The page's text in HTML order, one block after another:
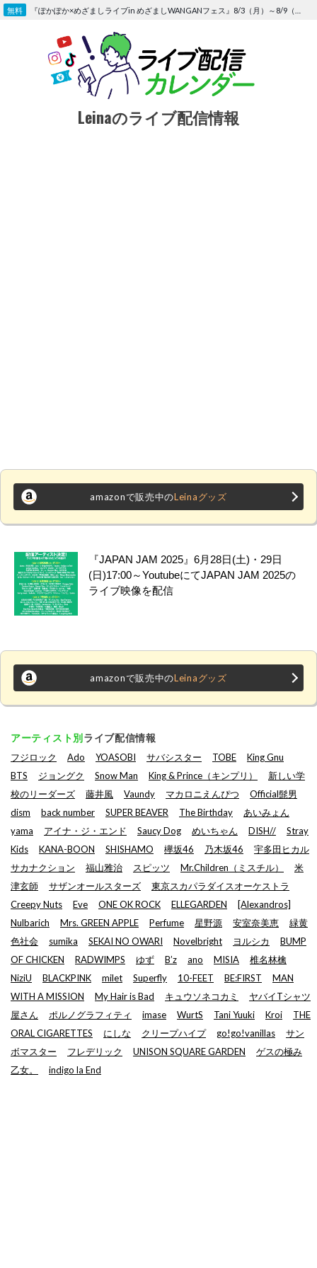
Skip
Leinaのライブ配信情報
amazonで販売中のLeinaグッズ
『JAPAN JAM 2025』6月28日(土)・29日
(日)17:00～YoutubeにてJAPAN JAM 2025の
ライブ映像を配信
amazonで販売中のLeinaグッズ
アーティスト別ライブ配信情報
フジロック Ado YOASOBI サバシスター TOBE
King Gnu
BTS
ジョングク Snow Man King & Prince（キンプリ）
新しい学
校のリーダーズ
藤井風 Vaundy マカロニえんぴつ
Official髭男
dism
back number SUPER BEAVER The Birthday
あいみょん
yama
アイナ・ジ・エンド Saucy Dog めいちゃん DISH//
Stray
Kids
KANA-BOON SHISHAMO 欅坂46 乃木坂46
宇多田ヒカル
サカナクション
福山雅治 スピッツ Mr.Children（ミスチル）
米
津玄師
サザンオールスターズ
東京スカパラダイスオーケストラ
Creepy Nuts
Eve ONE OK ROCK ELLEGARDEN
[Alexandros]
Nulbarich
Mrs. GREEN APPLE Perfume 星野源 安室奈美恵
緑黄
色社会
sumika SEKAI NO OWARI Novelbright ヨルシカ
BUMP
OF CHICKEN
RADWIMPS ゆず B’z ano MISIA
椎名林檎
NiziU
BLACKPINK milet Superfly 10-FEET BE:FIRST
MAN
WITH A MISSION
My Hair is Bad キュウソネコカミ
ヤバイTシャツ
屋さん
ポルノグラフィティ imase WurtS Tani Yuuki Kroi
THE
ORAL CIGARETTES
にしな クリープハイプ go!go!vanillas
サン
ボマスター
フレデリック UNISON SQUARE GARDEN
ゲスの極み
乙女。
indigo la End